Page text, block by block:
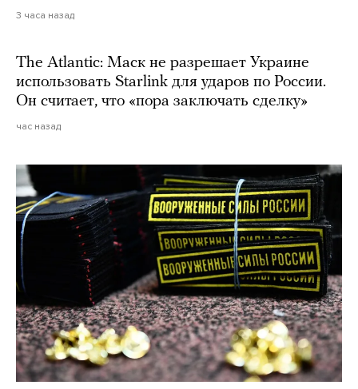
3 часа назад
The Atlantic: Маск не разрешает Украине
использовать Starlink для ударов по России.
Он считает, что «пора заключать сделку»
час назад